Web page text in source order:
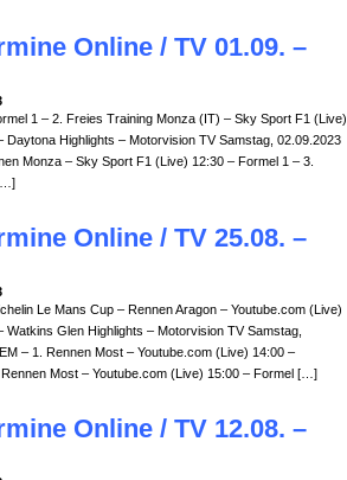
Online / TV 01.09. –
1 – 2. Freies Training Monza (IT) – Sky Sport F1 (Live)
Daytona Highlights – Motorvision TV Samstag, 02.09.2023
Monza – Sky Sport F1 (Live) 12:30 – Formel 1 – 3.
Online / TV 25.08. –
Le Mans Cup – Rennen Aragon – Youtube.com (Live)
Glen Highlights – Motorvision TV Samstag,
– 1. Rennen Most – Youtube.com (Live) 14:00 –
Most – Youtube.com (Live) 15:00 – Formel […]
Online / TV 12.08. –